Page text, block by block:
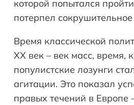
которой попытался
потерпел
Время классической
XX век – век масс, время,
популистские лозунги
агитации. Это показал
правых течений в Европе